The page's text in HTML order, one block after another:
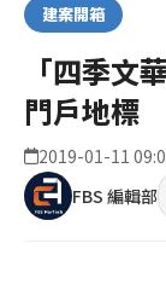
建案開箱
「四季
門戶地標
2019-01-11
FBS 編輯部